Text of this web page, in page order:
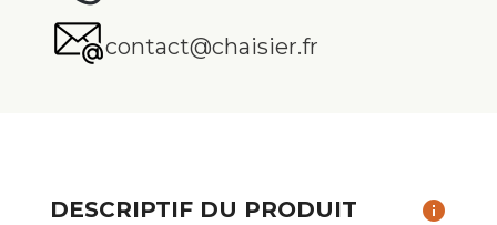
contact@chaisier.fr
DESCRIPTIF DU PRODUIT info